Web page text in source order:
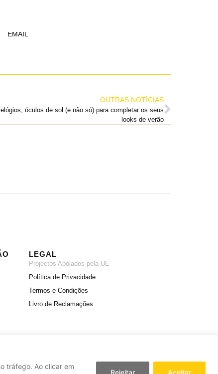
tráfego. Ao clicar em
Rejeitar Aceitar
EMAIL
OUTRAS NOTÍCIAS
óculos de sol (e não só) para completar os seus
looks de verão
LEGAL
Projectos Apoiados pela UE
Política de Privacidade
Termos e Condições
Livro de Reclamações